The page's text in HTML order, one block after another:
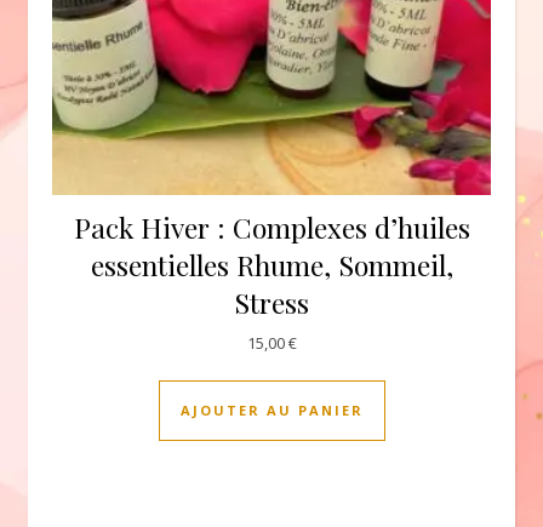
Pack Hiver : Complexes d’huiles
essentielles Rhume, Sommeil,
Stress
15,00€
AJOUTER AU PANIER